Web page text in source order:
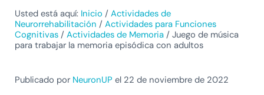
Usted está aquí: Inicio / Actividades de
Neurorrehabilitación / Actividades para Funciones
Cognitivas / Actividades de Memoria / Juego de música
para trabajar la memoria episódica con adultos
Publicado por NeuronUP el 22 de noviembre de 2022